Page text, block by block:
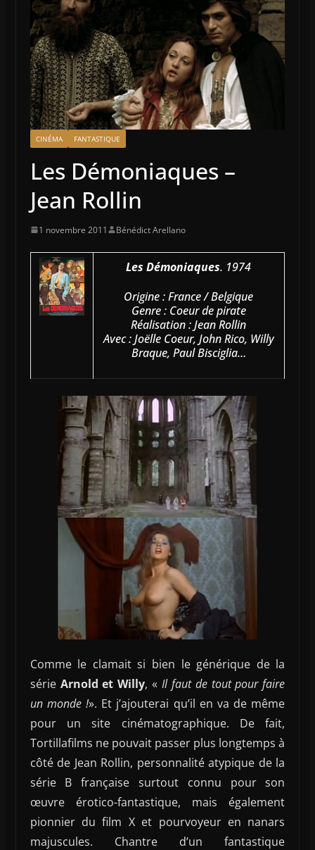
CINÉMA FANTASTIQUE
Les Démoniaques –
Jean Rollin
1 novembre 2011 Bénédict Arellano
Les Démoniaques. 1974
Origine : France / Belgique
Genre : Coeur de pirate
Réalisation : Jean Rollin
Avec : Joëlle Coeur, John Rico, Willy
Braque, Paul Bisciglia…
Comme le clamait si bien le générique de la
série Arnold et Willy, «Il faut de tout pour faire
un monde !». Et j’ajouterai qu’il en va de même
pour un site cinématographique. De fait,
Tortillafilms ne pouvait passer plus longtemps à
côté de Jean Rollin, personnalité atypique de la
série B française surtout connu pour son
œuvre érotico-fantastique, mais également
pionnier du film X et pourvoyeur en nanars
majuscules. Chantre d’un fantastique